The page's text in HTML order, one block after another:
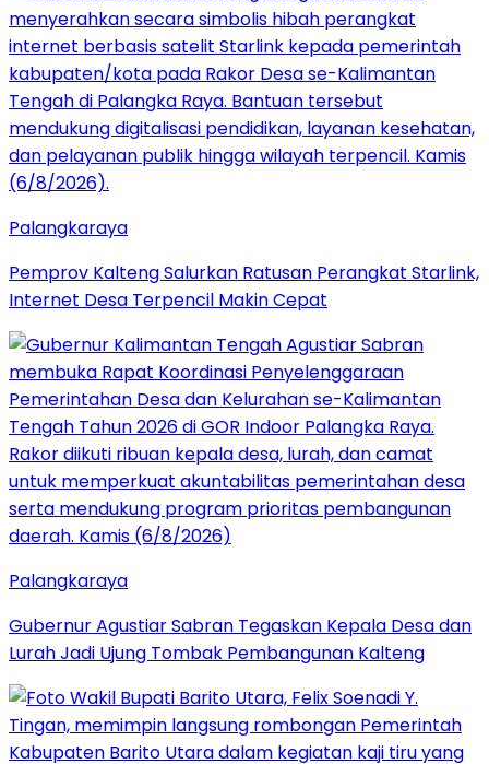
Palangkaraya
Pemprov Kalteng Salurkan Ratusan Perangkat Starlink,
Internet Desa Terpencil Makin Cepat
Palangkaraya
Gubernur Agustiar Sabran Tegaskan Kepala Desa dan
Lurah Jadi Ujung Tombak Pembangunan Kalteng